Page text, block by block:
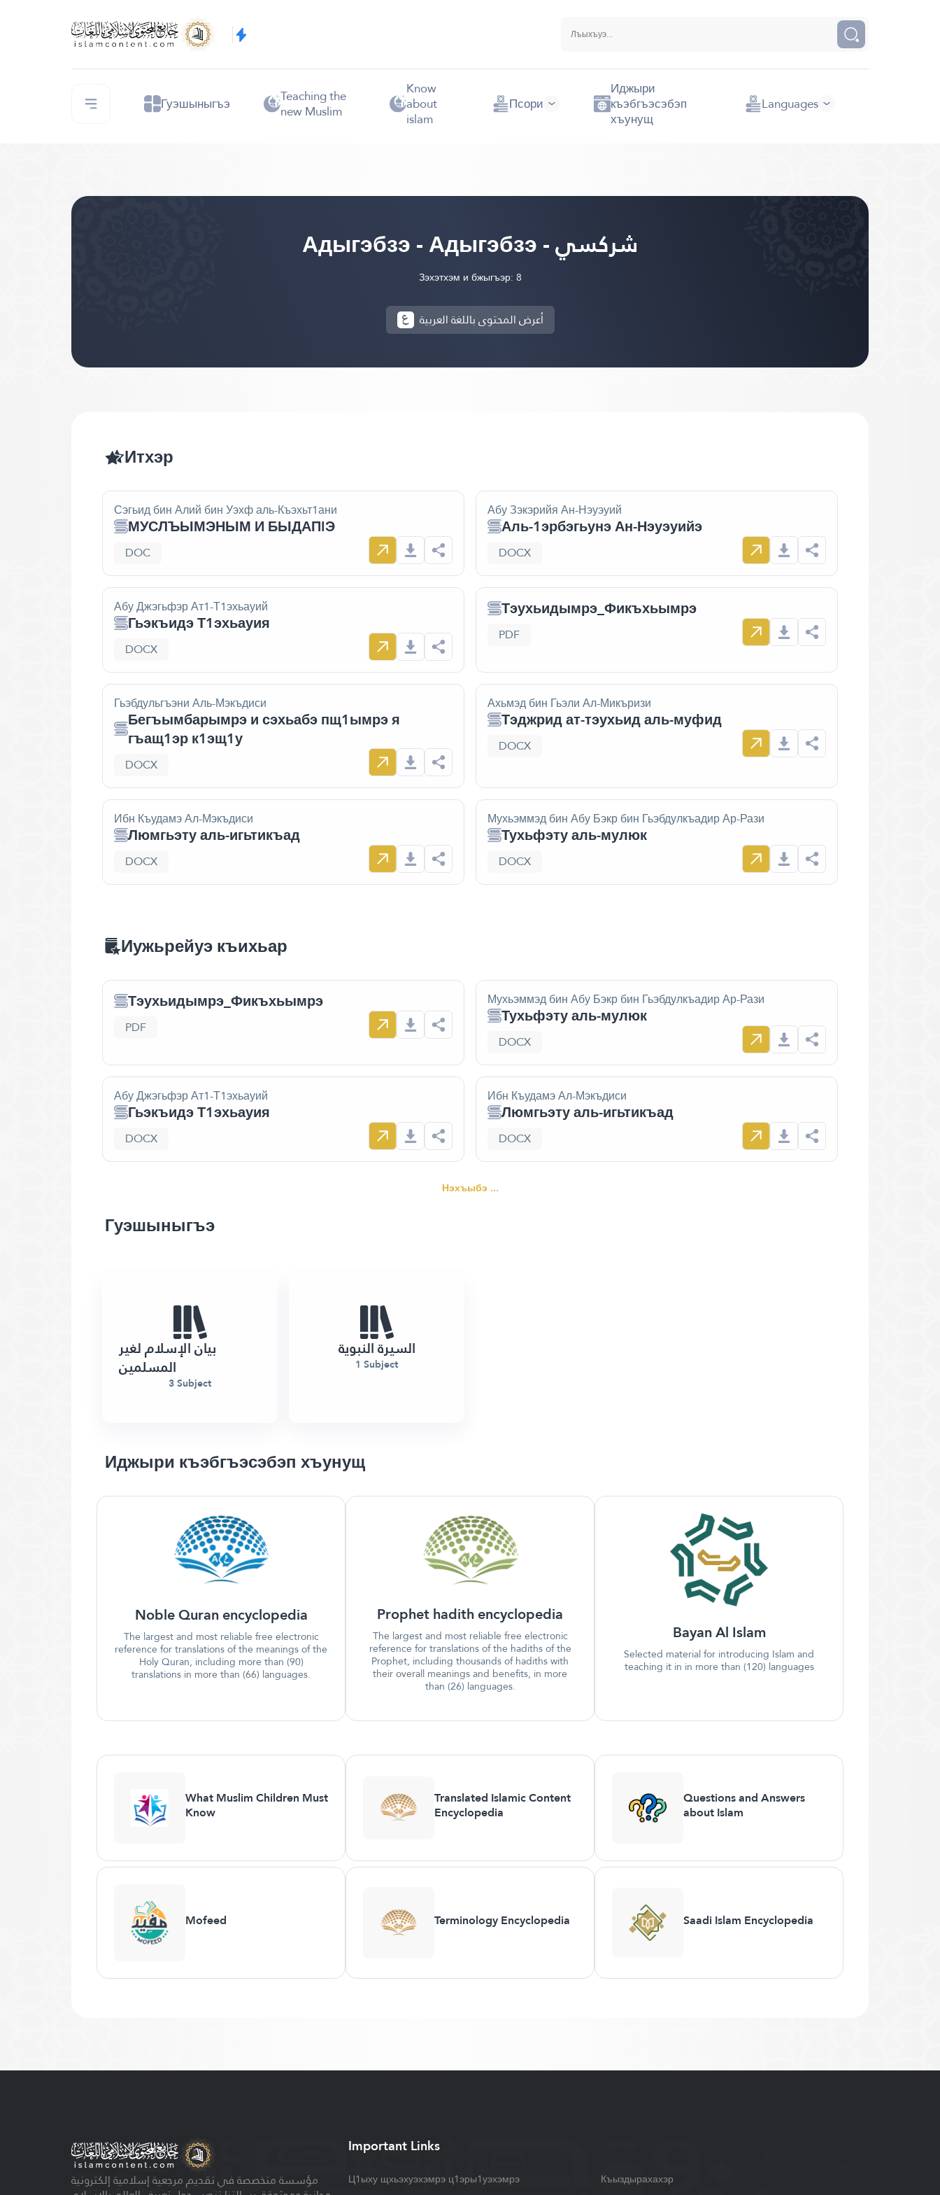
Гуэшыныгъэ Teaching the
new Muslim
Know
about
islam
Псори
Иджыри
къэбгъэсэбэп
хъунущ
Languages
Адыгэбзэ - Адыгэбзэ - شركسي
Зэхэтхэм и бжыгъэр: 8
أعرض المحتوى باللغة العربية
Итхэр
Сэгьид бин Алий бин Уэхф аль-Къэхьт1ани
МУСЛЪЫМЭНЫМ И БЫДАПIЭ
DOC
Абу Зэкэрийя Ан-Нэуэуий
Аль-1эрбэгьунэ Ан-Нэуэуийэ
DOCX
Абу Джэгьфэр Ат1-Т1эхьауий
Гьэкъидэ Т1эхьауия
DOCX
Тэухьидымрэ_Фикъхьымрэ
PDF
Гьэбдульгъэни Аль-Мэкъдиси
Бегъымбарымрэ и сэхьабэ пщ1ымрэ я
гъащ1эр к1эщ1у
DOCX
Ахьмэд бин Гьэли Ал-Микъризи
Тэджрид ат-тэухьид аль-муфид
DOCX
Ибн Къудамэ Ал-Мэкъдиси
Люмгьэту аль-игьтикъад
DOCX
Мухьэммэд бин Абу Бэкр бин Гьэбдулкъадир Ар-Рази
Тухьфэту аль-мулюк
DOCX
Иужьрейуэ къихьар
Тэухьидымрэ_Фикъхьымрэ
PDF
Мухьэммэд бин Абу Бэкр бин Гьэбдулкъадир Ар-Рази
Тухьфэту аль-мулюк
DOCX
Абу Джэгьфэр Ат1-Т1эхьауий
Гьэкъидэ Т1эхьауия
DOCX
Ибн Къудамэ Ал-Мэкъдиси
Люмгьэту аль-игьтикъад
DOCX
Нэхъыбэ ...
Гуэшыныгъэ
بيان الإسلام لغير
المسلمين
3 Subject
السيرة النبوية
1 Subject
Иджыри къэбгъэсэбэп хъунущ
Noble Quran encyclopedia
The largest and most reliable free electronic
reference for translations of the meanings of the
Holy Quran, including more than (90)
translations in more than (66) languages.
Prophet hadith encyclopedia
The largest and most reliable free electronic
reference for translations of the hadiths of the
Prophet, including thousands of hadiths with
their overall meanings and benefits, in more
than (26) languages.
Bayan Al Islam
Selected material for introducing Islam and
teaching it in in more than (120) languages
What Muslim Children Must
Know
Translated Islamic Content
Encyclopedia
Questions and Answers
about Islam
Mofeed Terminology Encyclopedia Saadi Islam Encyclopedia
مؤسسة متخصصة في تقديم مرجعية إسلامية إلكترونية
Important Links
Ц1ыху щхьэхуэхэмрэ ц1эры1уэхэмрэ Къыздырахахэр